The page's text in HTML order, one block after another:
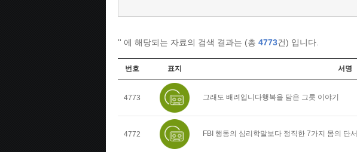
'' 에 해당되는 자료의 검색 결과는 (총 4773건) 입니다.
번호 표지 서명
4773 그래도 배려입니다행복을 담은 그릇 이야기
4772 FBI 행동의 심리학말보다 정직한 7가지 몸의 단서